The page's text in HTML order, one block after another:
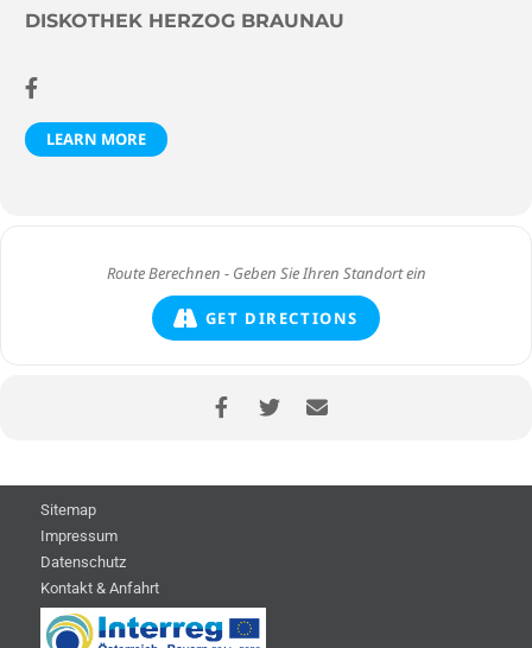
DISKOTHEK HERZOG BRAUNAU
LEARN MORE
GET DIRECTIONS
Sitemap
Impressum
Datenschutz
Kontakt & Anfahrt